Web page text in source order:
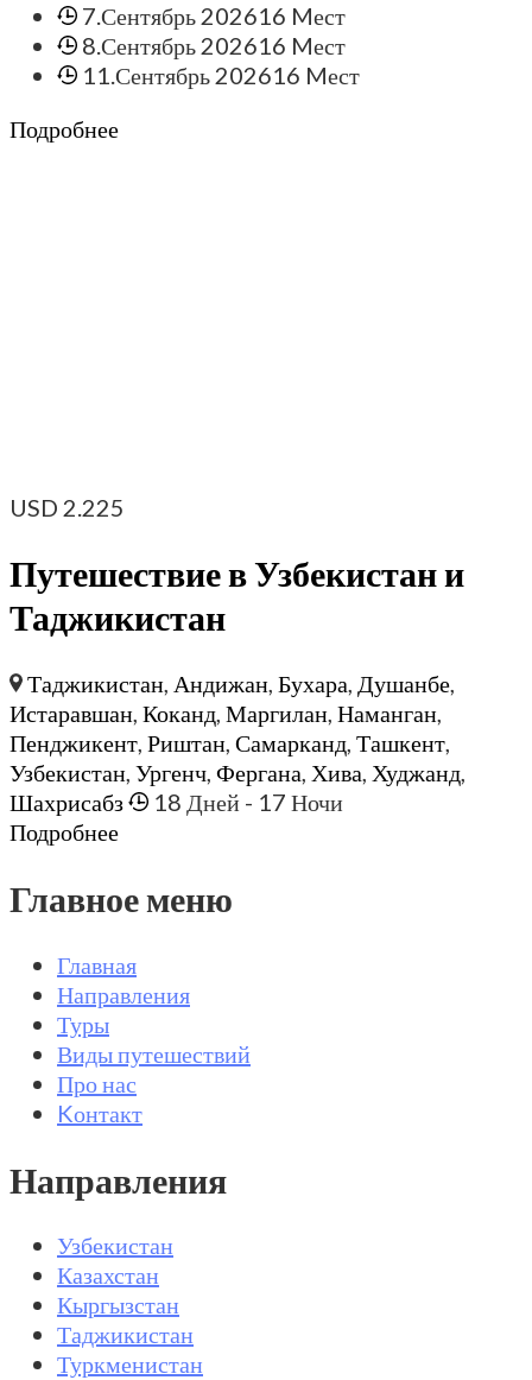
7.Сентябрь 202616 Mест
8.Сентябрь 202616 Mест
11.Сентябрь 202616 Mест
Подробнее
USD 2.225
Путешествие в Узбекистан и
Таджикистан
Таджикистан, Андижан,Бухара, Душанбе,
Истаравшан, Коканд, Маргилан, Наманган,
Пенджикент, Риштан, Самарканд, Ташкент,
Узбекистан, Ургенч, Фергана, Хива, Худжанд,
Шахрисабз
18 Дней - 17 Ночи
Подробнее
Главное меню
Главная
Направления
Туры
Виды путешествий
Про нас
Kонтакт
Направления
Узбекистан
Казахстан
Кыргызстан
Таджикистан
Туркменистан